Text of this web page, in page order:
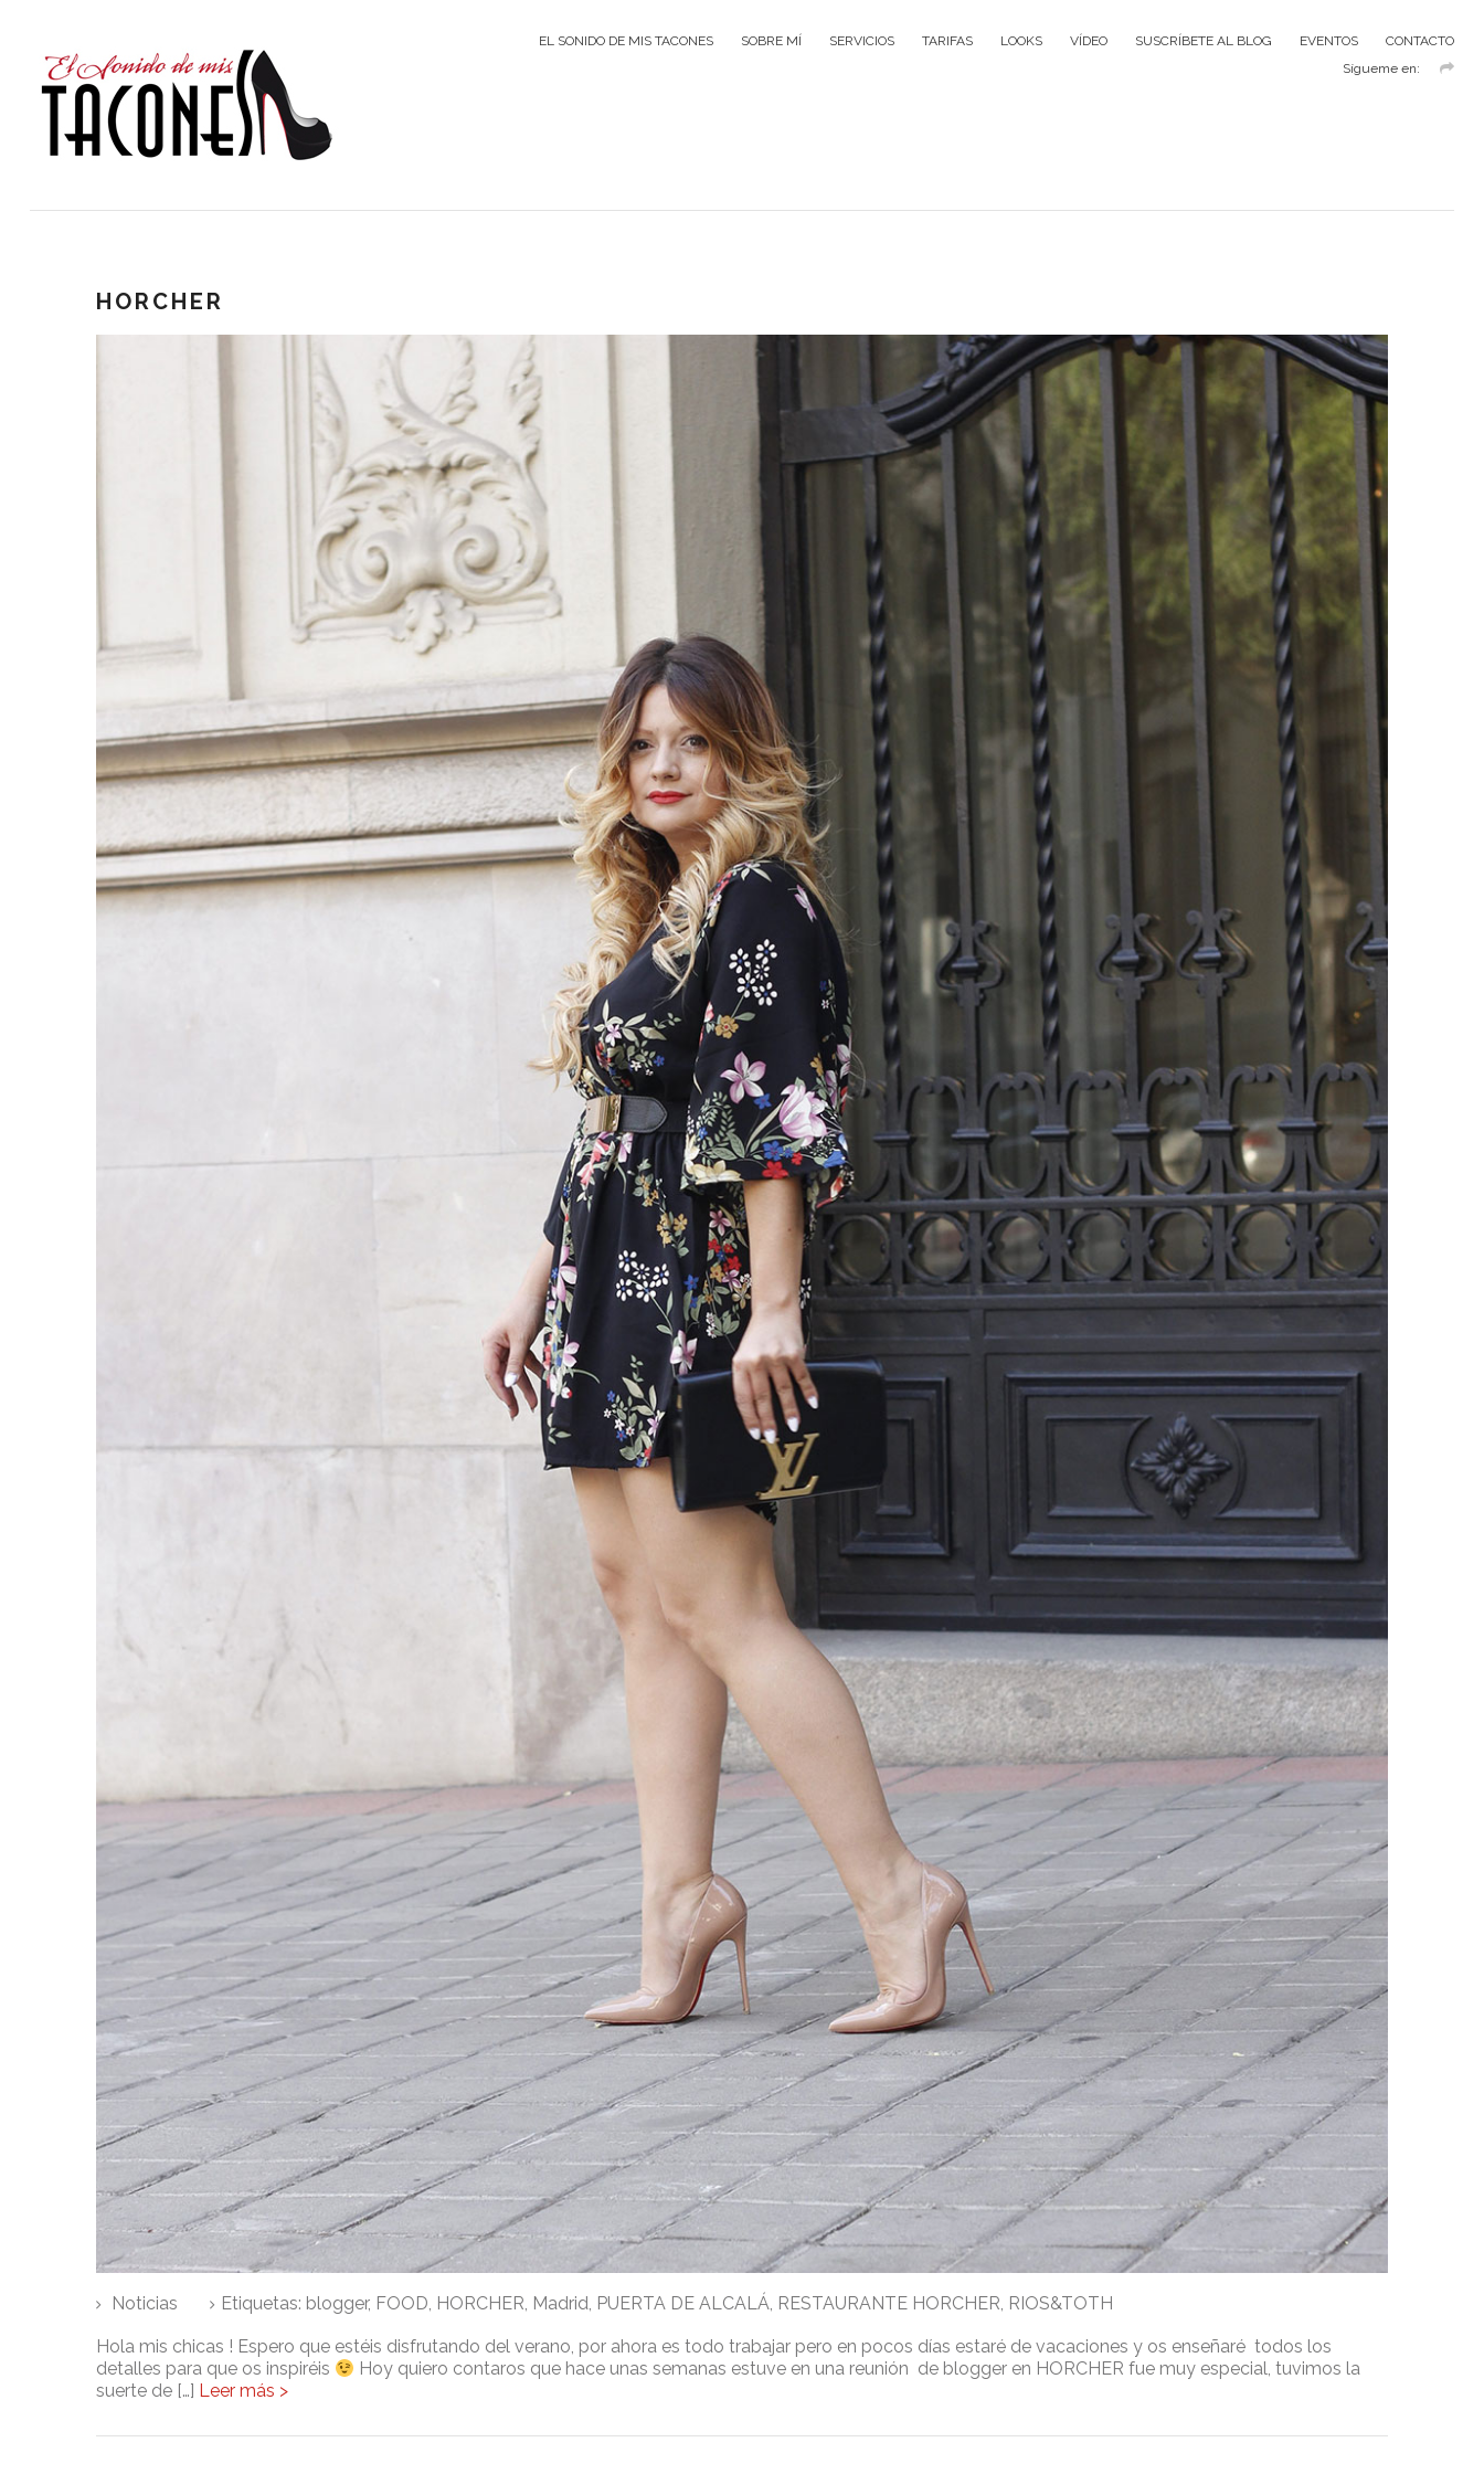
EL SONIDO DE MIS TACONES SOBRE MÍ SERVICIOS TARIFAS LOOKS VÍDEO SUSCRÍBETE AL BLOG EVENTOS
CONTACTO
Sígueme en:
HORCHER
Noticias Etiquetas: blogger, FOOD, HORCHER, Madrid, PUERTA DE ALCALÁ, RESTAURANTE HORCHER, RIOS&TOTH
Hola mis chicas ! Espero que estéis disfrutando del verano, por ahora es todo trabajar pero en pocos días estaré de vacaciones y os enseñaré todos los
detalles para que os inspiréis
Hoy quiero contaros que hace unas semanas estuve en una reunión de blogger en HORCHER fue muy especial, tuvimos la
suerte de […] Leer más >